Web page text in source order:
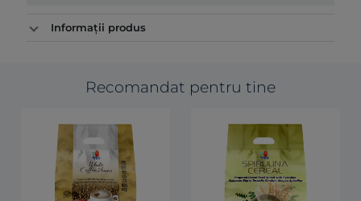
Informații produs
Recomandat pentru tine